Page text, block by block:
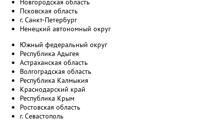
Новгородская область
Псковская область
г. Санкт-Петербург
Ненецкий автономный округ
Южный федеральный округ
Республика Адыгея
Астраханская область
Волгоградская область
Республика Калмыкия
Краснодарский край
Республика Крым
Ростовская область
г. Севастополь